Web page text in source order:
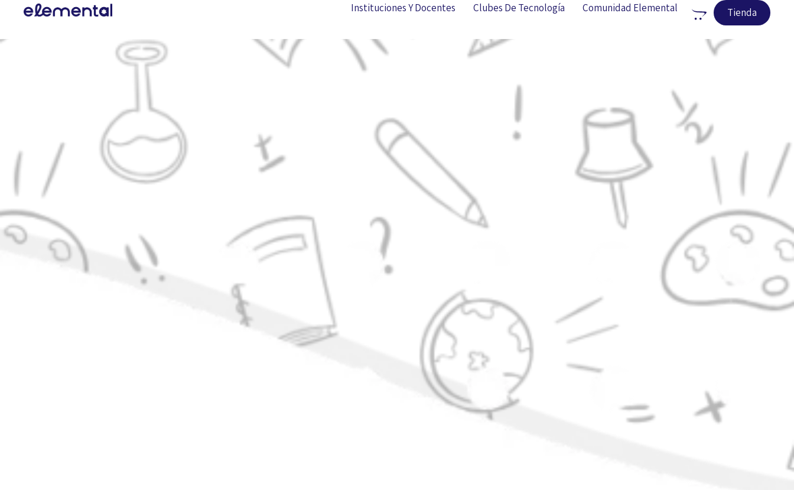
Instituciones Y Docentes Clubes De Tecnología Comunidad Elemental Tienda